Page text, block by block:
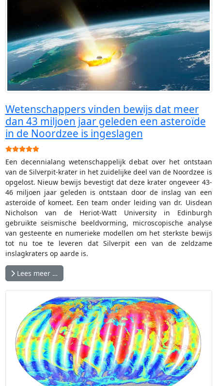
Wetenschappers vinden bewijs dat meer
dan 43 miljoen jaar geleden een asteroïde
in de Noordzee is ingeslagen
Gebruikerswaardering:
Een decennialang wetenschappelijk debat over het ontstaan
van de Silverpit-krater in het zuidelijke deel van de Noordzee is
opgelost. Nieuw bewijs bevestigt dat deze krater ongeveer 43-
46 miljoen jaar geleden is ontstaan door de inslag van een
asteroïde of komeet. Een team onder leiding van dr. Uisdean
Nicholson van de Heriot-Watt University in Edinburgh
gebruikte seismische beeldvorming, microscopische analyse
van gesteente en numerieke modellen om het sterkste bewijs
tot nu toe te leveren dat Silverpit een van de zeldzame
inslagkraters op aarde is.
Lees meer …